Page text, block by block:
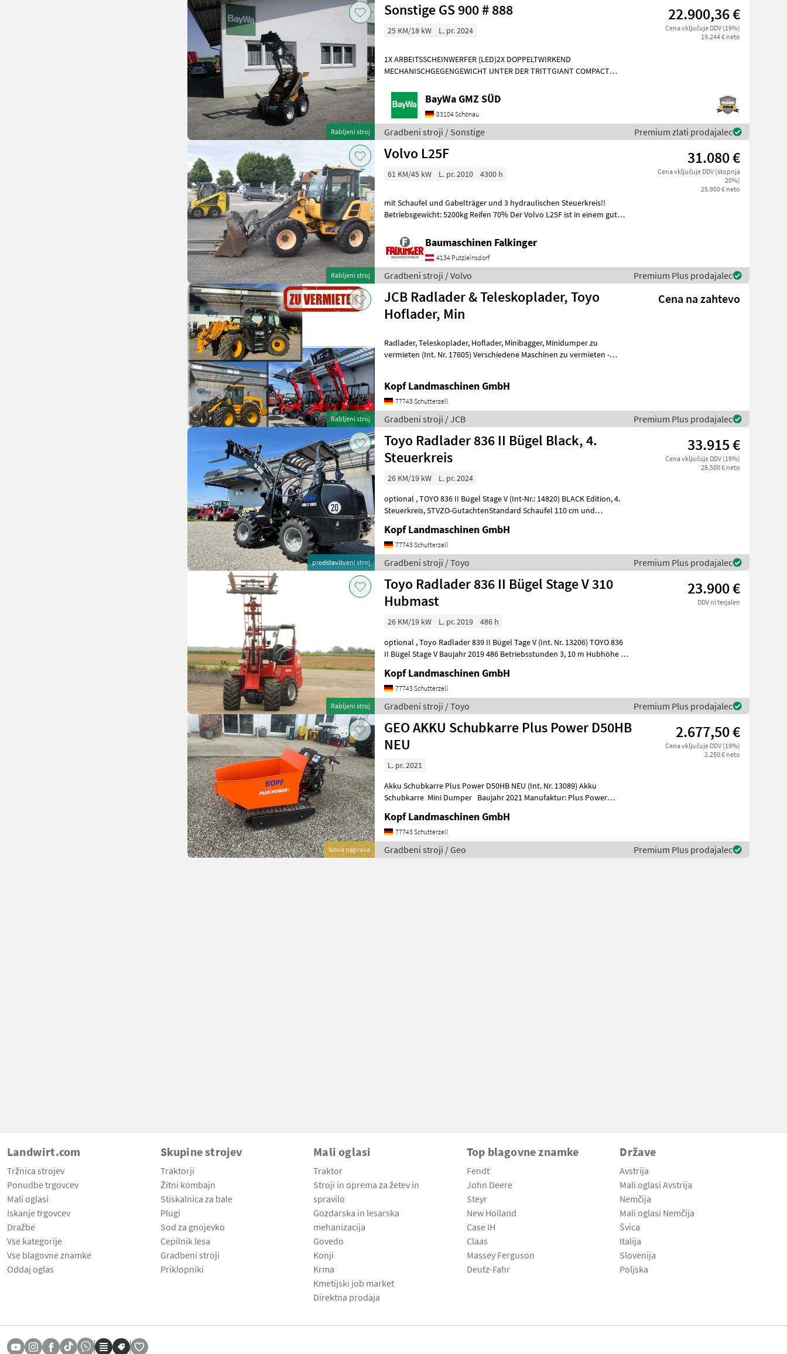
Rabljeni stroj
Sonstige GS 900 # 888 22.900,36 €
Cena vključuje DDV (19%)
19.244 € neto
25 KM/18 kW L. pr. 2024
1X ARBEITSSCHEINWERFER (LED)2X DOPPELTWIRKEND
MECHANISCHGEGENGEWICHT UNTER DER TRITTGIANT COMPACT
Dreizylinderdieselmotor, Typ
BayWa GMZ SÜD
83104 Schönau
Gradbeni stroji / Sonstige Premium zlati prodajalec
Rabljeni stroj
Volvo L25F 31.080 €
Cena vključuje DDV (stopnja
20%)
25.900 € neto
61 KM/45 kW L. pr. 2010 4300 h
mit Schaufel und Gabelträger und 3 hydraulischen Steuerkreis!!
Betriebsgewicht: 5200kg Reifen 70% Der Volvo L25F ist in einem guten
Baumaschinen Falkinger
4134 Putzleinsdorf
Gradbeni stroji / Volvo Premium Plus prodajalec
Rabljeni stroj
JCB Radlader & Teleskoplader, Toyo
Hoflader, Min
Cena na zahtevo
Radlader, Teleskoplader, Hoflader, Minibagger, Minidumper zu
vermieten (Int. Nr. 17605) Verschiedene Maschinen zu vermieten -
Kopf Landmaschinen GmbH
77743 Schutterzell
Gradbeni stroji / JCB Premium Plus prodajalec
predstavitveni stroj
Toyo Radlader 836 II Bügel Black, 4.
Steuerkreis
33.915 €
Cena vključuje DDV (19%)
28.500 € neto
26 KM/19 kW
L. pr. 2024
optional , TOYO 836 II Bügel Stage V (Int-Nr.: 14820) BLACK Edition, 4.
Steuerkreis, STVZO-GutachtenStandard Schaufel 110 cm und
Kopf Landmaschinen GmbH
77743 Schutterzell
Gradbeni stroji / Toyo Premium Plus prodajalec
Rabljeni stroj
Toyo Radlader 836 II Bügel Stage V 310
Hubmast
23.900 €
DDV ni terjalen
26 KM/19 kW L. pr. 2019
486 h
optional , Toyo Radlader 839 II Bügel Tage V (Int. Nr. 13206) TOYO 836
II Bügel Stage V Baujahr 2019 486 Betriebsstunden 3, 10 m Hubhöhe /
Kopf Landmaschinen GmbH
77743 Schutterzell
Gradbeni stroji / Toyo Premium Plus prodajalec
Nova naprava
GEO AKKU Schubkarre Plus Power D50HB
NEU
2.677,50 €
Cena vključuje DDV (19%)
2.250 € neto
L. pr. 2021
Akku Schubkarre Plus Power D50HB NEU (Int. Nr. 13089) Akku
Schubkarre Mini Dumper Baujahr 2021 Manufaktur: Plus Power
Kopf Landmaschinen GmbH
77743 Schutterzell
Gradbeni stroji / Geo Premium Plus prodajalec
Landwirt.com
Tržnica strojev
Ponudbe trgovcev
Mali oglasi
Iskanje trgovcev
Dražbe
Vse kategorije
Vse blagovne znamke
Oddaj oglas
Skupine strojev
Traktorji
Žitni kombajn
Stiskalnica za bale
Plugi
Sod za gnojevko
Cepilnik lesa
Gradbeni stroji
Priklopniki
Mali oglasi
Traktor
Stroji in oprema za žetev in
spravilo
Gozdarska in lesarska
mehanizacija
Govedo
Konji
Krma
Kmetijski job market
Direktna prodaja
Top blagovne znamke
Fendt
John Deere
Steyr
New Holland
Case IH
Claas
Massey Ferguson
Deutz-Fahr
Države
Avstrija
Mali oglasi Avstrija
Nemčija
Mali oglasi Nemčija
Švica
Italija
Slovenija
Poljska